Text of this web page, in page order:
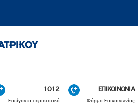
1012
Επείγοντα περιστατικά
ΕΠΙΚΟΙΝΩΝΙΑ
Φόρμα Επικοινωνίας